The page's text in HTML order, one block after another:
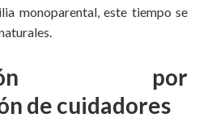
monoparental, este tiempo se
por
de cuidadores